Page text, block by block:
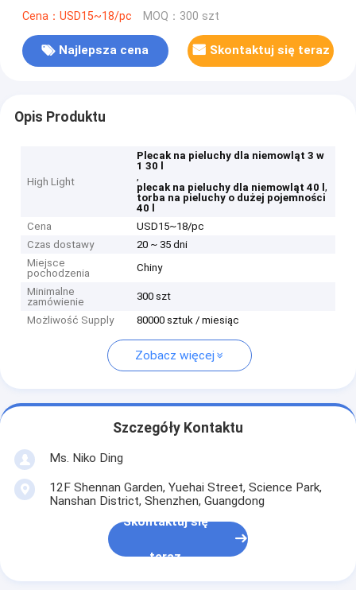
Cena：USD15~18/pc MOQ：300 szt
Najlepsza cena Skontaktuj się teraz
Opis Produktu
High Light
Plecak na pieluchy dla niemowląt 3 w
1 30 l
,
plecak na pieluchy dla niemowląt 40 l,
torba na pieluchy o dużej pojemności
40 l
Cena
USD15~18/pc
Czas dostawy
20 ~ 35 dni
Miejsce
pochodzenia
Chiny
Minimalne
zamówienie
300 szt
Możliwość Supply
80000 sztuk / miesiąc
Zobacz więcej
Szczegóły Kontaktu
Ms. Niko Ding
12F Shennan Garden, Yuehai Street, Science Park,
Nanshan District, Shenzhen, Guangdong
Skontaktuj się
teraz